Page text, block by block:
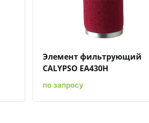
Элемент фильтрующий
CALYPSO EA430H
по запросу